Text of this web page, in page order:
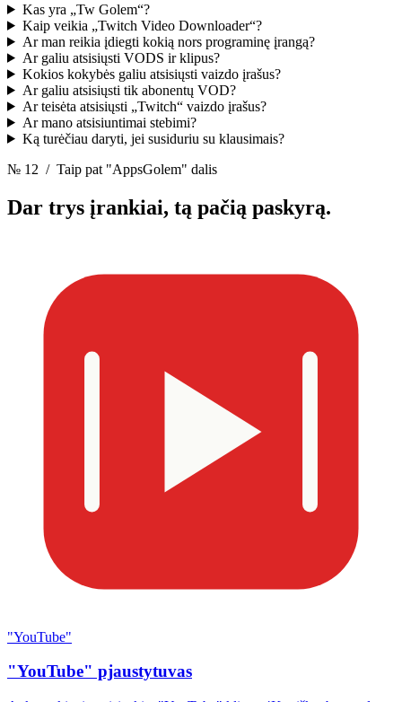
Kas yra „Tw Golem“?
Kaip veikia „Twitch Video Downloader“?
Ar man reikia įdiegti kokią nors programinę įrangą?
Ar galiu atsisiųsti VODS ir klipus?
Kokios kokybės galiu atsisiųsti vaizdo įrašus?
Ar galiu atsisiųsti tik abonentų VOD?
Ar teisėta atsisiųsti „Twitch“ vaizdo įrašus?
Ar mano atsisiuntimai stebimi?
Ką turėčiau daryti, jei susiduriu su klausimais?
№ 12 / Taip pat "AppsGolem" dalis
Dar trys įrankiai, tą pačią paskyrą.
"YouTube"
"YouTube" pjaustytuvas